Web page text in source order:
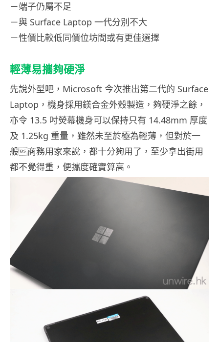
－端子仍屬不足
－與 Surface Laptop 一代分別不大
－性價比較低同價位坊間或有更佳選擇
輕薄易攜夠硬淨
先說外型吧，Microsoft 今次推出第二代的 Surface
Laptop，機身採用鎂合金外殼製造，夠硬淨之餘，
亦令 13.5 吋熒幕機身可以保持只有 14.48mm 厚度
及 1.25kg 重量，雖然未至於極為輕薄，但對於一
般商務用家來說，都十分夠用了，至少拿出街用
都不覺得重，便攜度確實算高。